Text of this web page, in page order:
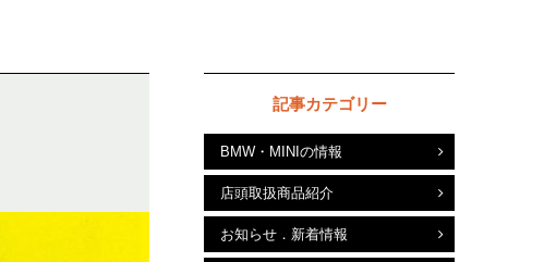
記事カテゴリー
BMW・MINIの情報
店頭取扱商品紹介
お知らせ．新着情報